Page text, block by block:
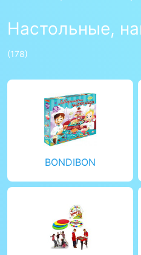
Настольные,
(178)
BONDIBON